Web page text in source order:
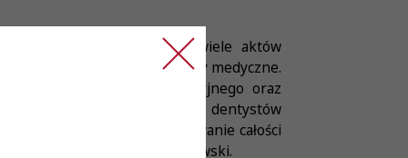
prawnym funkcjonuje wiele aktów
wykonujących różne zawody medyczne.
szkolenia specjalizacyjnego oraz
zawodowej lekarzy i lekarzy dentystów
ze zm.) przewidują finansowanie całości
– mówi Maciej Niezabitowski.